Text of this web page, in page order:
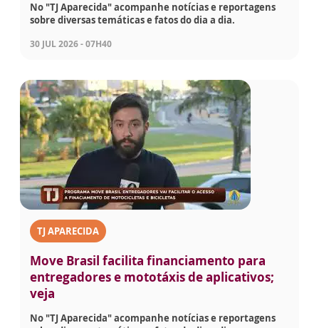
No "TJ Aparecida" acompanhe notícias e reportagens
sobre diversas temáticas e fatos do dia a dia.
30 JUL 2026 - 07H40
TJ APARECIDA
Move Brasil facilita financiamento para
entregadores e mototáxis de aplicativos;
veja
No "TJ Aparecida" acompanhe notícias e reportagens